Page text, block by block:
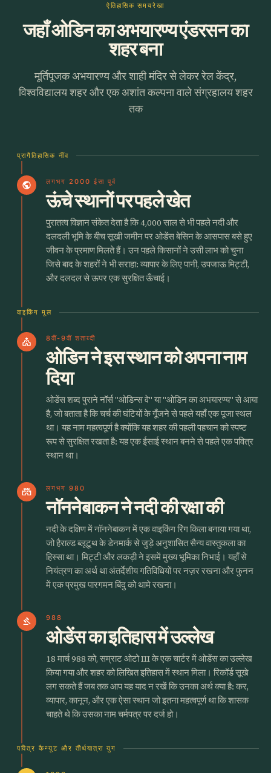
ऐतिहासिक समयरेखा
जहाँ ओडिन का अभयारण्य एंडरसन का
शहर बना
मूर्तिपूजक अभयारण्य और शाही मंदिर से लेकर रेल केंद्र,
विश्वविद्यालय शहर और एक अशांत कल्पना वाले संग्रहालय शहर
तक
प्रागैतिहासिक नींव
public लगभग 2000 ईसा पूर्व
ऊंचे स्थानों पर पहले खेत
पुरातत्व विज्ञान संकेत देता है कि 4,000 साल से भी पहले नदी और
दलदली भूमि के बीच सूखी जमीन पर ओडेंस बेसिन के आसपास बसे हुए
जीवन के प्रमाण मिलते हैं। उन पहले किसानों ने उसी लाभ को चुना
जिसे बाद के शहरों ने भी सराहा: व्यापार के लिए पानी, उपजाऊ मिट्टी,
और दलदल से ऊपर एक सुरक्षित ऊँचाई।
वाइकिंग मूल
church 8वीं-9वीं शताब्दी
ओडिन ने इस स्थान को अपना नाम
दिया
ओडेंस शब्द पुराने नॉर्स "ओडिन्स वे" या "ओडिन का अभयारण्य" से आया
है, जो बताता है कि चर्च की घंटियों के गूँजने से पहले यहाँ एक पूजा स्थल
था। यह नाम महत्वपूर्ण है क्योंकि यह शहर की पहली पहचान को स्पष्ट
रूप से सुरक्षित रखता है: यह एक ईसाई स्थान बनने से पहले एक पवित्र
स्थान था।
castle लगभग 980
नॉननेबाकन ने नदी की रक्षा की
नदी के दक्षिण में नॉननेबाकन में एक वाइकिंग रिंग किला बनाया गया था,
जो हैराल्ड ब्लूटूथ के डेनमार्क से जुड़े अनुशासित सैन्य वास्तुकला का
हिस्सा था। मिट्टी और लकड़ी ने इसमें मुख्य भूमिका निभाई। यहाँ से
नियंत्रण का अर्थ था अंतर्देशीय गतिविधियों पर नज़र रखना और फुनन
में एक प्रमुख पारगमन बिंदु को थामे रखना।
gavel 988
ओडेंस का इतिहास में उल्लेख
18 मार्च 988 को, सम्राट ओटो III के एक चार्टर में ओडेंस का उल्लेख
किया गया और शहर को लिखित इतिहास में स्थान मिला। रिकॉर्ड सूखे
लग सकते हैं जब तक आप यह याद न रखें कि उनका अर्थ क्या है: कर,
व्यापार, कानून, और एक ऐसा स्थान जो इतना महत्वपूर्ण था कि शासक
चाहते थे कि उसका नाम चर्मपत्र पर दर्ज हो।
पवित्र कैन्यूट और तीर्थयात्रा युग